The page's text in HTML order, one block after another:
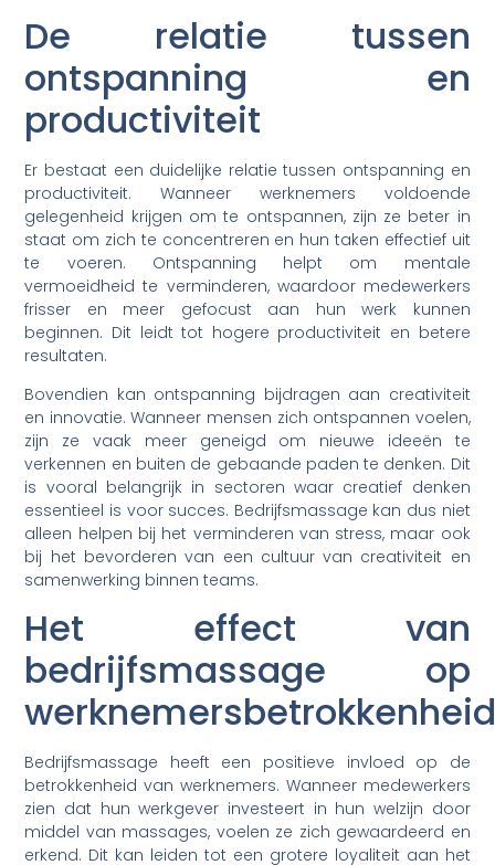
De relatie tussen
ontspanning en
productiviteit
Er bestaat een duidelijke relatie tussen ontspanning en
productiviteit. Wanneer werknemers voldoende
gelegenheid krijgen om te ontspannen, zijn ze beter in
staat om zich te concentreren en hun taken effectief uit
te voeren. Ontspanning helpt om mentale
vermoeidheid te verminderen, waardoor medewerkers
frisser en meer gefocust aan hun werk kunnen
beginnen. Dit leidt tot hogere productiviteit en betere
resultaten.
Bovendien kan ontspanning bijdragen aan creativiteit
en innovatie. Wanneer mensen zich ontspannen voelen,
zijn ze vaak meer geneigd om nieuwe ideeën te
verkennen en buiten de gebaande paden te denken. Dit
is vooral belangrijk in sectoren waar creatief denken
essentieel is voor succes. Bedrijfsmassage kan dus niet
alleen helpen bij het verminderen van stress, maar ook
bij het bevorderen van een cultuur van creativiteit en
samenwerking binnen teams.
Het effect van
bedrijfsmassage op
Bedrijfsmassage heeft een positieve invloed op de
betrokkenheid van werknemers. Wanneer medewerkers
zien dat hun werkgever investeert in hun welzijn door
middel van massages, voelen ze zich gewaardeerd en
erkend. Dit kan leiden tot een grotere loyaliteit aan het